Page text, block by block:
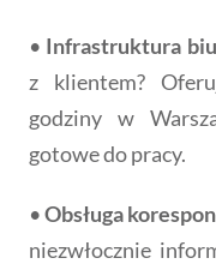
• Infrastruktura
z klientem?
godziny w
gotowe do pracy.
•Obsługa
niezwłocznie